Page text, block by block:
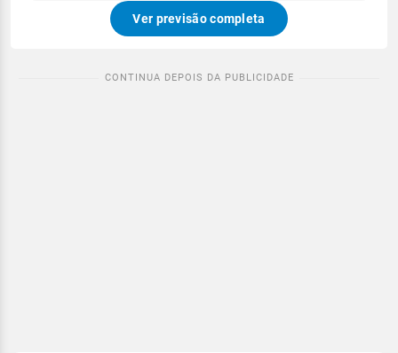
Ver previsão completa